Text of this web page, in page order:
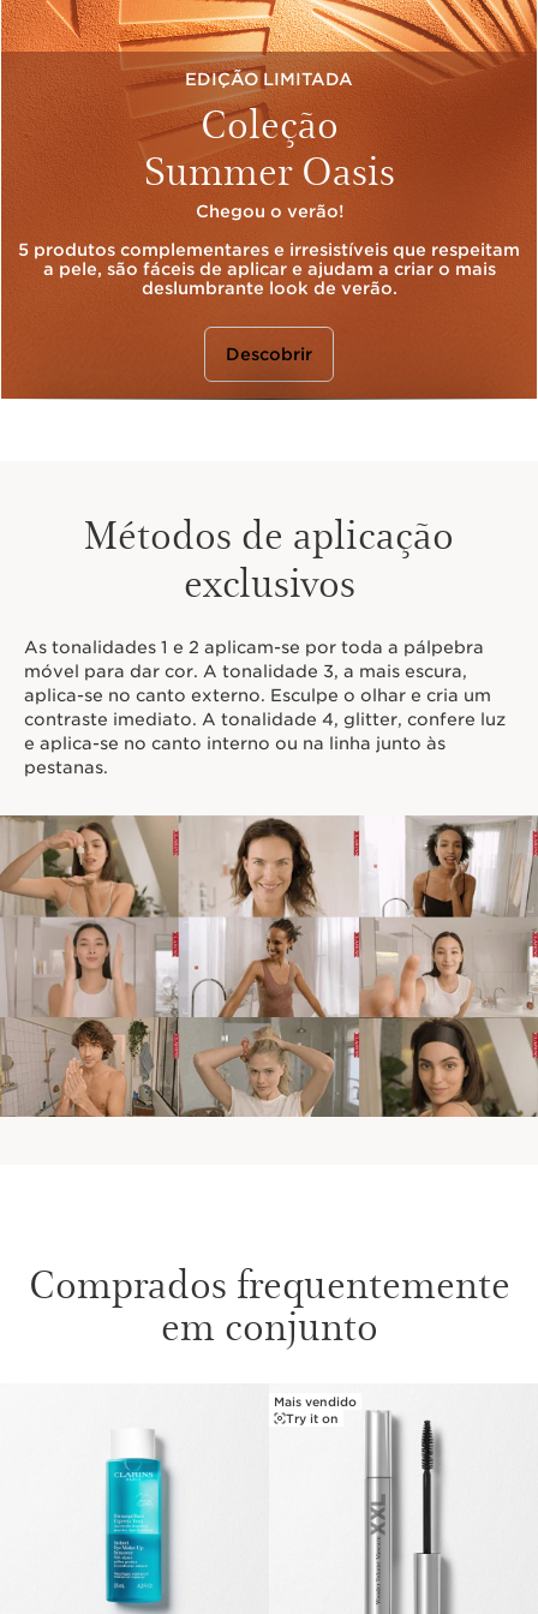
EDIÇÃO LIMITADA
Coleção
Summer Oasis
Chegou o verão!
5 produtos complementares e irresistíveis que respeitam
a pele, são fáceis de aplicar e ajudam a criar o mais
deslumbrante look de verão.
Descobrir
Métodos de aplicação
exclusivos
As tonalidades 1 e 2 aplicam-se por toda a pálpebra
móvel para dar cor. A tonalidade 3, a mais escura,
aplica-se no canto externo. Esculpe o olhar e cria um
contraste imediato. A tonalidade 4, glitter, confere luz
e aplica-se no canto interno ou na linha junto às
pestanas.
Comprados frequentemente
em conjunto
Mais vendido
Try it on